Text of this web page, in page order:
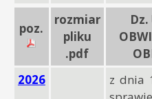
poz.
rozmiar
pliku
.pdf
2026
z dnia